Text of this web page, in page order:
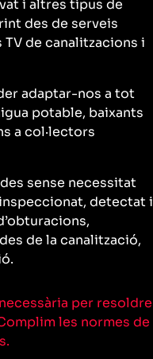
i altres tipus de
des de serveis
de canalitzacions i
adaptar-nos a tot
potable, baixants
a col·lectors
sense necessitat
detectat i
de la canalització,
per resoldre
les normes de